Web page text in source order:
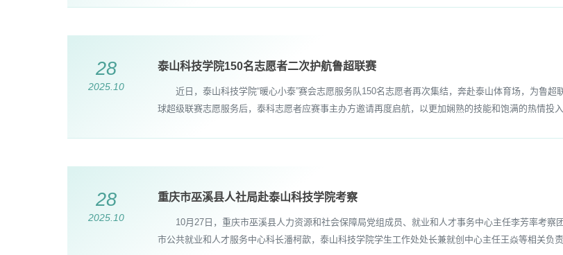
28
2025.10
泰山科技学院150名志愿者二次护航鲁超联赛
近日，泰山科技学院“暖心小泰”赛会志愿服务队150名志愿者再次集结，奔赴泰山体育场，为鲁超
球超级联赛志愿服务后，泰科志愿者应赛事主办方邀请再度启航，以更加娴熟的技能和饱满的热情
28
2025.10
重庆市巫溪县人社局赴泰山科技学院考察
10月27日，重庆市巫溪县人力资源和社会保障局党组成员、就业和人才事务中心主任李芳率考察
市公共就业和人才服务中心科长潘柯歆，泰山科技学院学生工作处处长兼就创中心主任王焱等相关负